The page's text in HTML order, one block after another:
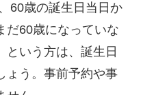
60歳の誕生日当日か
だ60歳になっていな
という方は、誕生日
ょう。事前予約や事